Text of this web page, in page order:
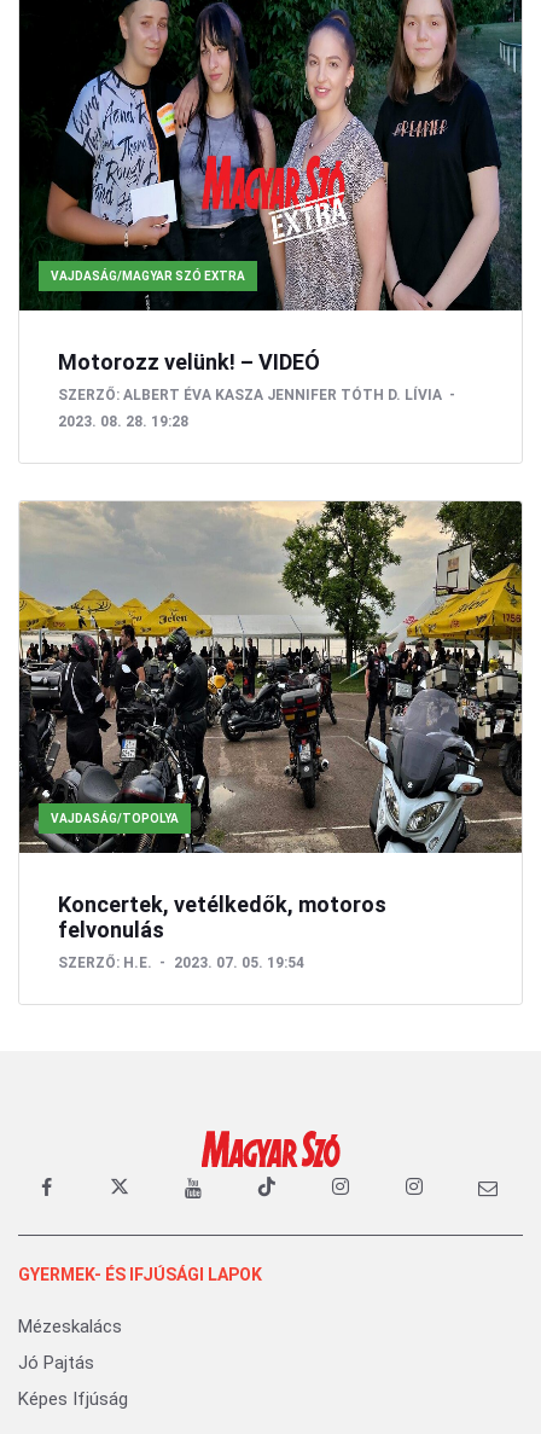
VAJDASÁG/MAGYAR SZÓ EXTRA
Motorozz velünk! – VIDEÓ
SZERZŐ: ALBERT ÉVA KASZA JENNIFER TÓTH D. LÍVIA
2023. 08. 28. 19:28
VAJDASÁG/TOPOLYA
Koncertek, vetélkedők, motoros
felvonulás
SZERZŐ: H.E. 2023. 07. 05. 19:54
GYERMEK- ÉS IFJÚSÁGI LAPOK
Mézeskalács
Jó Pajtás
Képes Ifjúság